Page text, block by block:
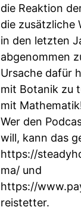
die Reaktion
die zusätzliche
in den letzten
abgenommen
Ursache dafür
mit Botanik zu
mit
Wer den
will, kann das
https://
ma/ und
https://
reistetter.